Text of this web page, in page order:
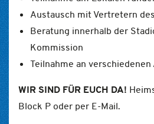
Austausch mit Vertretern
Beratung innerhalb der
Kommission
Teilnahme an
WIR SIND FÜR EUCH DA!
Block P oder per E-Mail.